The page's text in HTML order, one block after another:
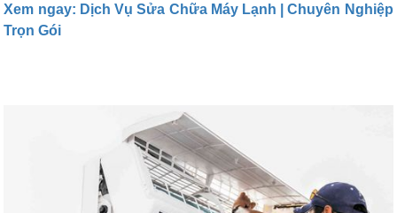
Xem ngay: Dịch Vụ Sửa Chữa Máy Lạnh | Chuyên Nghiệp
Trọn Gói